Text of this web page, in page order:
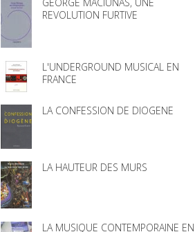
REVOLUTION FURTIVE
L'UNDERGROUND MUSICAL EN
FRANCE
LA CONFESSION DE DIOGENE
LA HAUTEUR DES MURS
LA MUSIQUE CONTEMPORAINE EN